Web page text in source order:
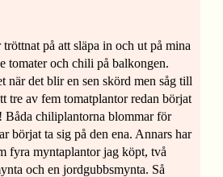
på att släpa in och ut på mina
tomater och chili på balkongen.
när det blir en sen skörd men såg till
tre av fem tomatplantor redan börjat
Båda chiliplantorna blommar för
börjat ta sig på den ena. Annars har
fyra myntaplantor jag köpt, två
och en jordgubbsmynta. Så